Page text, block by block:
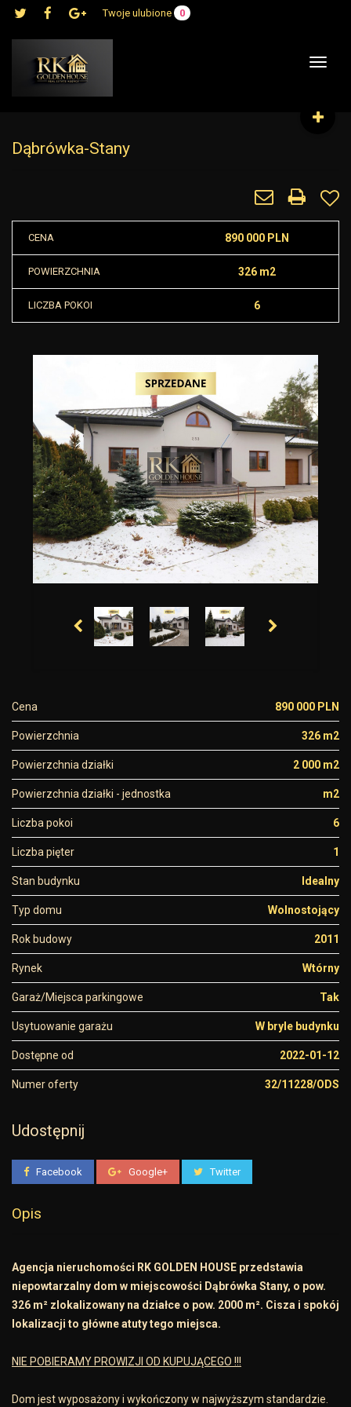
Twoje ulubione 0
Toggle
Dąbrówka-Stany
CENA 890 000 PLN
POWIERZCHNIA 326 m2
LICZBA POKOI 6
Cena 890 000 PLN
Powierzchnia 326 m2
Powierzchnia działki 2 000 m2
Powierzchnia działki - jednostka m2
Liczba pokoi 6
Liczba pięter 1
Stan budynku Idealny
Typ domu Wolnostojący
Rok budowy 2011
Rynek Wtórny
Garaż/Miejsca parkingowe Tak
Usytuowanie garażu W bryle budynku
Dostępne od 2022-01-12
Numer oferty 32/11228/ODS
Udostępnij
Facebook Google+ Twitter
Opis
Agencja nieruchomości RK GOLDEN HOUSE przedstawia
niepowtarzalny dom w miejscowości Dąbrówka Stany, o pow.
326 m² zlokalizowany na działce o pow. 2000 m². Cisza i spokój
lokalizacji to główne atuty tego miejsca.
NIE POBIERAMY PROWIZJI OD KUPUJĄCEGO !!!
Dom jest wyposażony i wykończony w najwyższym standardzie.